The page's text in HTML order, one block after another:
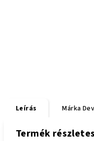
Leírás Márka
Termék